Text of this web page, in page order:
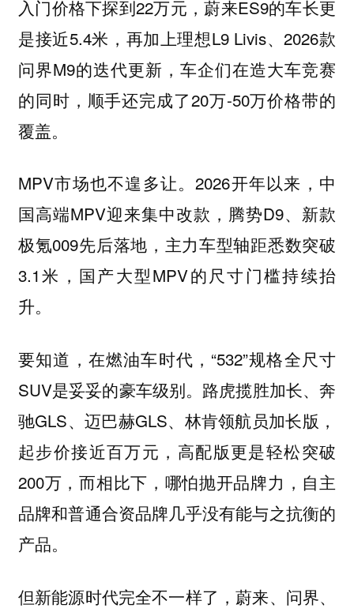
入门价格下探到22万元，蔚来ES9的车长更
是接近5.4米，再加上理想L9 Livis、2026款
问界M9的迭代更新，车企们在造大车竞赛
的同时，顺手还完成了20万-50万价格带的
覆盖。
MPV市场也不遑多让。2026开年以来，中
国高端MPV迎来集中改款，腾势D9、新款
极氪009先后落地，主力车型轴距悉数突破
3.1米，国产大型MPV的尺寸门槛持续抬
升。
要知道，在燃油车时代，“532”规格全尺寸
SUV是妥妥的豪车级别。路虎揽胜加长、奔
驰GLS、迈巴赫GLS、林肯领航员加长版，
起步价接近百万元，高配版更是轻松突破
200万，而相比下，哪怕抛开品牌力，自主
品牌和普通合资品牌几乎没有能与之抗衡的
产品。
但新能源时代完全不一样了，蔚来、问界、